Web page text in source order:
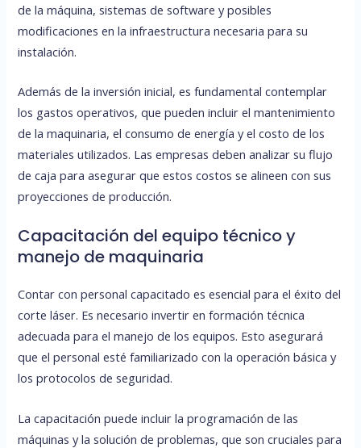
de la máquina, sistemas de software y posibles
modificaciones en la infraestructura necesaria para su
instalación.
Además de la inversión inicial, es fundamental contemplar
los gastos operativos, que pueden incluir el mantenimiento
de la maquinaria, el consumo de energía y el costo de los
materiales utilizados. Las empresas deben analizar su flujo
de caja para asegurar que estos costos se alineen con sus
proyecciones de producción.
Capacitación del equipo técnico y
manejo de maquinaria
Contar con personal capacitado es esencial para el éxito del
corte láser. Es necesario invertir en formación técnica
adecuada para el manejo de los equipos. Esto asegurará
que el personal esté familiarizado con la operación básica y
los protocolos de seguridad.
La capacitación puede incluir la programación de las
máquinas y la solución de problemas, que son cruciales para